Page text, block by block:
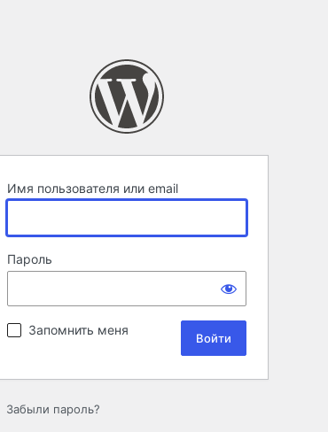
Имя пользователя или email
Пароль
Запомнить меня
Забыли пароль?